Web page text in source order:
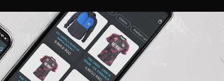
JEGYEK AKKREDITÁCIÓ KLUB AKADÉMIA NŐI CSAPAT